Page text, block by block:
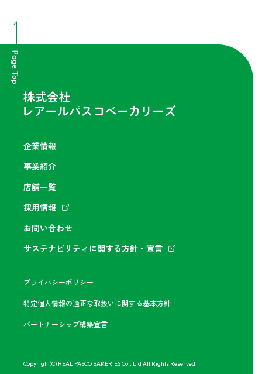
Page Top
企業情報
事業紹介
店舗一覧
採用情報
お問い合わせ
サステナビリティに関する方針・宣言
プライバシーポリシー
特定個人情報の適正な取扱いに関する基本方針
パートナーシップ構築宣言
Copyright(C) REAL PASCO BAKERIES Co., Ltd All Rights Reserved.